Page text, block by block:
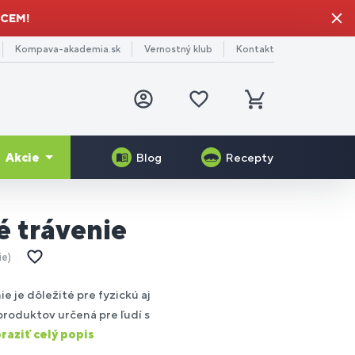
Kompava-akademia.sk Vernostný klub Kontakt
Prihlásiť
sa
Obľúbené
produkty
Košík
a
Serrapeptase Plus
a
Akcie Blog Recepty
trávenie
je dôležité pre fyzickú aj
určená pre ľudí s
celý popis